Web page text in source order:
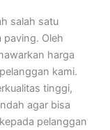
salah satu
paving. Oleh
harga
kami.
tinggi,
agar bisa
pelanggan